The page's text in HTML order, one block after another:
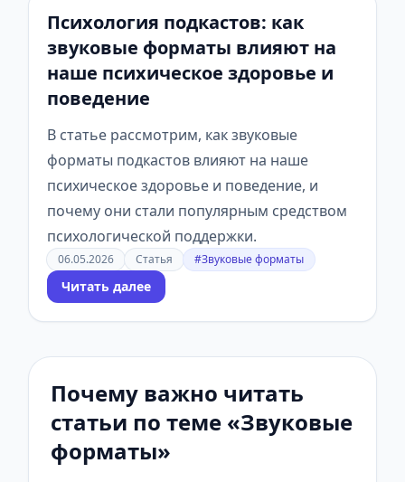
Психология подкастов: как
звуковые форматы влияют на
наше психическое здоровье и
поведение
В статье рассмотрим, как звуковые
форматы подкастов влияют на наше
психическое здоровье и поведение, и
почему они стали популярным средством
психологической поддержки.
06.05.2026 Статья #Звуковые форматы
Читать далее
Почему важно читать
статьи по теме «Звуковые
форматы»